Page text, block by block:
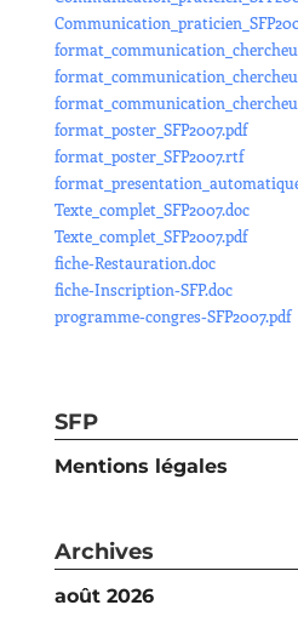
format_poster_SFP2007.pdf
format_poster_SFP2007.rtf
Texte_complet_SFP2007.doc
Texte_complet_SFP2007.pdf
fiche-Restauration.doc
fiche-Inscription-SFP.doc
programme-congres-SFP2007.pdf
SFP
Mentions légales
Archives
août 2026